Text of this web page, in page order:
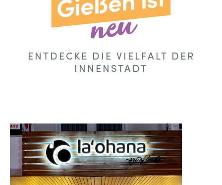
neu
ENTDECKE DIE VIELFALT DER
INNENSTADT